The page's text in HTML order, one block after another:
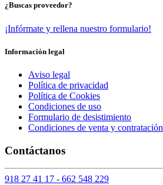
¿Buscas proveedor?
¡Infórmate y rellena nuestro formulario!
Información legal
Aviso legal
Política de privacidad
Política de Cookies
Condiciones de uso
Formulario de desistimiento
Condiciones de venta y contratación
Contáctanos
918 27 41 17 - 662 548 229